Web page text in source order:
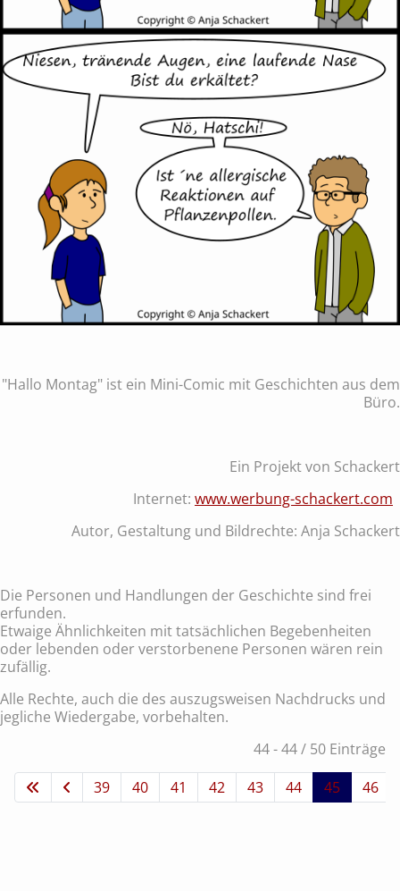
"Hallo Montag" ist ein Mini-Comic mit Geschichten aus dem
Büro.
Ein Projekt von Schackert
Internet: www.werbung-schackert.com
Autor, Gestaltung und Bildrechte: Anja Schackert
Die Personen und Handlungen der Geschichte sind frei
erfunden.
Etwaige Ähnlichkeiten mit tatsächlichen Begebenheiten
oder lebenden oder verstorbenene Personen wären rein
zufällig.
Alle Rechte, auch die des auszugsweisen Nachdrucks und
jegliche Wiedergabe, vorbehalten.
44 - 44 / 50 Einträge
39
40 41 42 43 44 45 46